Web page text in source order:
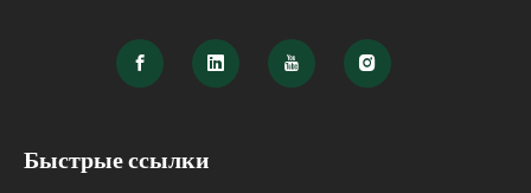
Быстрые ссылки